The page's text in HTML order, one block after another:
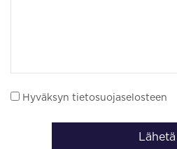
Hyväksyn tietosuojaselosteen
Lähetä